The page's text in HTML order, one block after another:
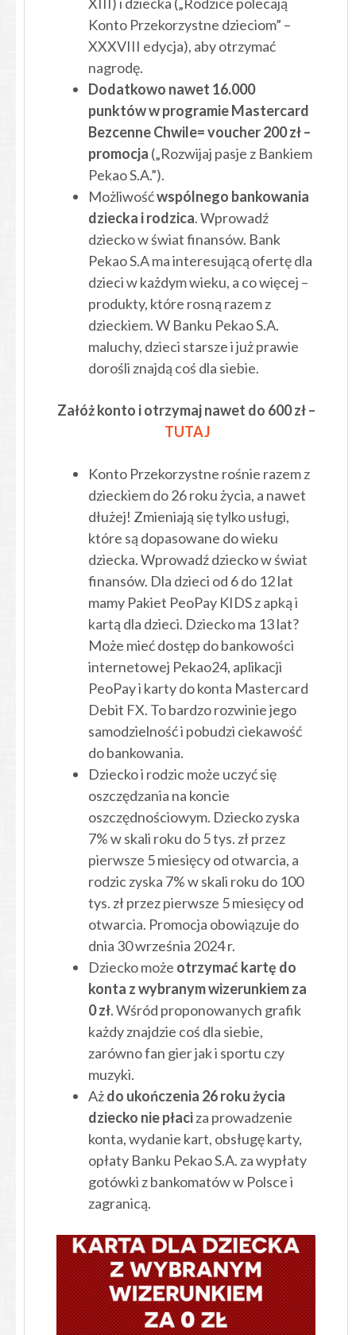
Konto Przekorzystne dzieciom” –
XXXVIII edycja), aby otrzymać
nagrodę.
Dodatkowo nawet 16.000
punktów w programie Mastercard
Bezcenne Chwile= voucher 200 zł –
promocja („Rozwijaj pasje z Bankiem
Pekao S.A.”).
Możliwośćwspólnego bankowania
dziecka i rodzica. Wprowadź
dziecko w świat finansów. Bank
Pekao S.A ma interesującą ofertę dla
dzieci w każdym wieku, a co więcej –
produkty, które rosną razem z
dzieckiem. W Banku Pekao S.A.
maluchy, dzieci starsze i już prawie
dorośli znajdą coś dla siebie.
Załóż konto i otrzymaj nawet do 600 zł –
TUTAJ
Konto Przekorzystne rośnie razem z
dzieckiem do 26 roku życia, a nawet
dłużej! Zmieniają się tylko usługi,
które są dopasowane do wieku
dziecka. Wprowadź dziecko w świat
finansów. Dla dzieci od 6 do 12 lat
mamy Pakiet PeoPay KIDS z apką i
kartą dla dzieci. Dziecko ma 13 lat?
Może mieć dostęp do bankowości
internetowej Pekao24, aplikacji
PeoPay i karty do konta Mastercard
Debit FX. To bardzo rozwinie jego
samodzielność i pobudzi ciekawość
do bankowania.
Dziecko i rodzic może uczyć się
oszczędzania na koncie
oszczędnościowym. Dziecko zyska
7% w skali roku do 5 tys. zł przez
pierwsze 5 miesięcy od otwarcia, a
rodzic zyska 7% w skali roku do 100
tys. zł przez pierwsze 5 miesięcy od
otwarcia. Promocja obowiązuje do
dnia 30 września 2024 r.
Dziecko może otrzymać kartę do
konta z wybranym wizerunkiem za
0 zł. Wśród proponowanych grafik
każdy znajdzie coś dla siebie,
zarówno fan gier jak i sportu czy
muzyki.
Ażdo ukończenia 26 roku życia
dziecko nie płaciza prowadzenie
konta, wydanie kart, obsługę karty,
opłaty Banku Pekao S.A. za wypłaty
gotówki z bankomatów w Polsce i
zagranicą.